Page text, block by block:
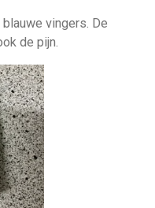
vingers. De
de pijn.